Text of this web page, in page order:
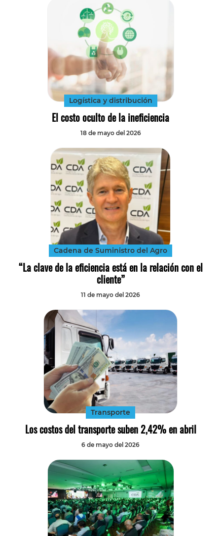
Logística y distribución
El costo oculto de la ineficiencia
18 de mayo del 2026
Cadena de Suministro del Agro
“La clave de la eficiencia está en la relación con el
cliente”
11 de mayo del 2026
Transporte
Los costos del transporte suben 2,42% en abril
6 de mayo del 2026